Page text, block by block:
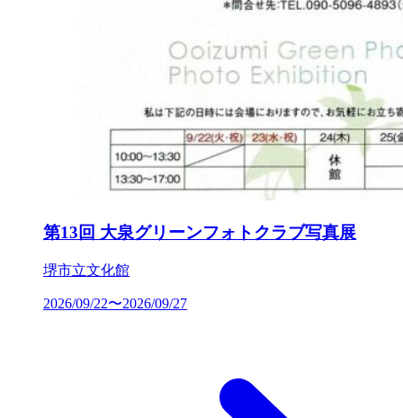
第13回 大泉グリーンフォトクラブ写真展
堺市立文化館
2026/09/22〜2026/09/27